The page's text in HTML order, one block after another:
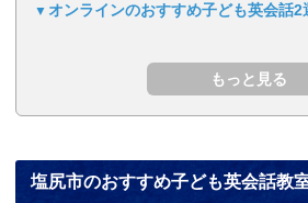
オンラインのおすすめ子ども英会話2
塩尻市のおすすめ子ども英会話教